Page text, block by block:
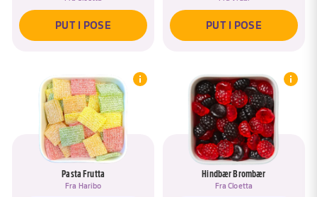
PUT I POSE PUT I POSE
Pasta Frutta
Fra Haribo
Hindbær Brombær
FraCloetta